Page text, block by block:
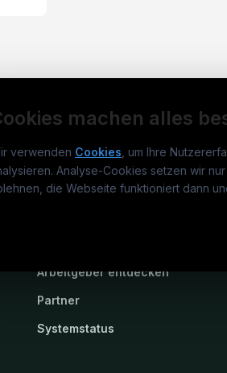
machen alles
verwenden Cookies , um Ihre
Analyse-Cookies setzen wir nur
die Webseite funktioniert dann
medjobs.de
Arbeitgeber entdecken
Partner
Systemstatus